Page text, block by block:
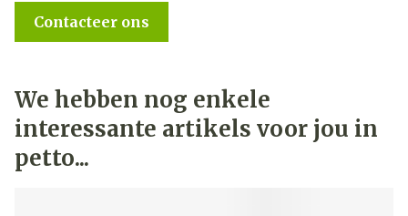
Contacteer ons
We hebben nog enkele
interessante artikels voor jou in
petto...